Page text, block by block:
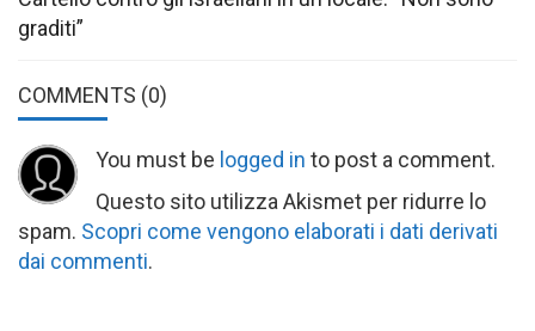
graditi”
COMMENTS (0)
You must be logged in to post a comment.
Questo sito utilizza Akismet per ridurre lo
spam. Scopri come vengono elaborati i dati derivati
dai commenti.